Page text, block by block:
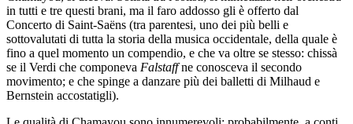
in tutti e tre questi brani, ma il faro addosso gli è offerto dal
Concerto di Saint-Saëns (tra parentesi, uno dei più belli e
sottovalutati di tutta la storia della musica occidentale, della quale è
fino a quel momento un compendio, e che va oltre se stesso: chissà
se il Verdi che componeva Falstaffne conosceva il secondo
movimento; e che spinge a danzare più dei balletti di Milhaud e
Bernstein accostatigli).